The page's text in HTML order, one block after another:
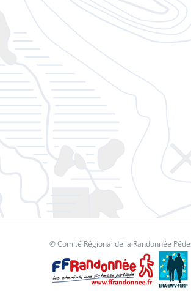
© Comité Régional de la Randonnée